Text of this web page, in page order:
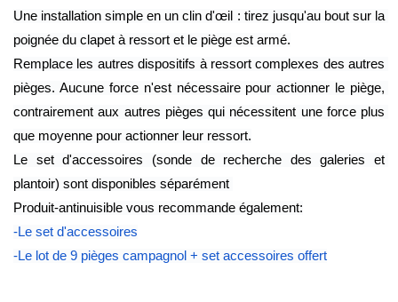
Une installation simple en un clin d'œil : tirez jusqu'au bout sur la
poignée du clapet à ressort et le piège est armé.
Remplace les autres dispositifs à ressort complexes des autres
pièges. Aucune force n'est nécessaire pour actionner le piège,
contrairement aux autres pièges qui nécessitent une force plus
que moyenne pour actionner leur ressort.
Le set d'accessoires (sonde de recherche des galeries et
plantoir) sont disponibles séparément
Produit-antinuisible vous recommande également:
-Le set d'accessoires
-Le lot de 9 pièges campagnol + set accessoires offert